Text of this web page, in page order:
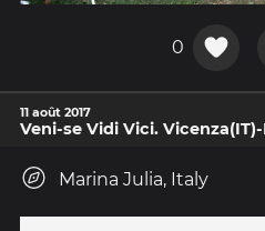
0
11 août 2017
Veni-se Vidi Vici.
Marina Julia, Italy